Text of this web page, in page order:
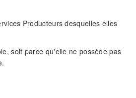
Producteurs desquelles elles
soit parce qu'elle ne possède pas